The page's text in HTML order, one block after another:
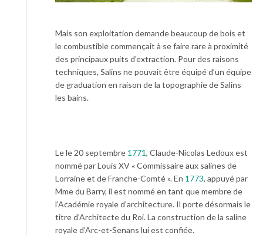
Mais son exploitation demande beaucoup de bois et
le combustible commençait à se faire rare à proximité
des principaux puits d’extraction. Pour des raisons
techniques, Salins ne pouvait être équipé d’un équipe
de graduation en raison de la topographie de Salins
les bains.
Le le 20 septembre 1771, Claude-Nicolas Ledoux est
nommé par Louis XV « Commissaire aux salines de
Lorraine et de Franche-Comté ». En 1773, appuyé par
Mme du Barry, il est nommé en tant que membre de
l’Académie royale d’architecture. Il porte désormais le
titre d’Architecte du Roi. La construction de la saline
royale d’Arc-et-Senans lui est confiée.